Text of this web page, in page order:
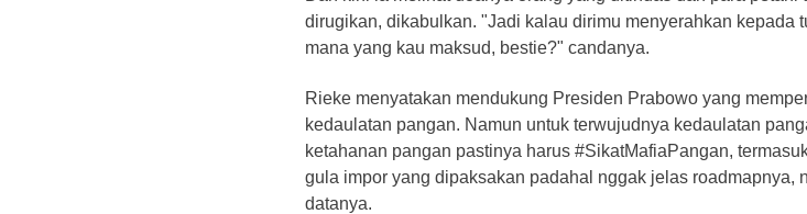
dirugikan, dikabulkan. "Jadi kalau dirimu menyerahkan kepada
mana yang kau maksud, bestie?" candanya.
Rieke menyatakan mendukung Presiden Prabowo yang
kedaulatan pangan. Namun untuk terwujudnya kedaulatan
ketahanan pangan pastinya harus #SikatMafiaPangan,
gula impor yang dipaksakan padahal nggak jelas roadmapnya,
datanya.